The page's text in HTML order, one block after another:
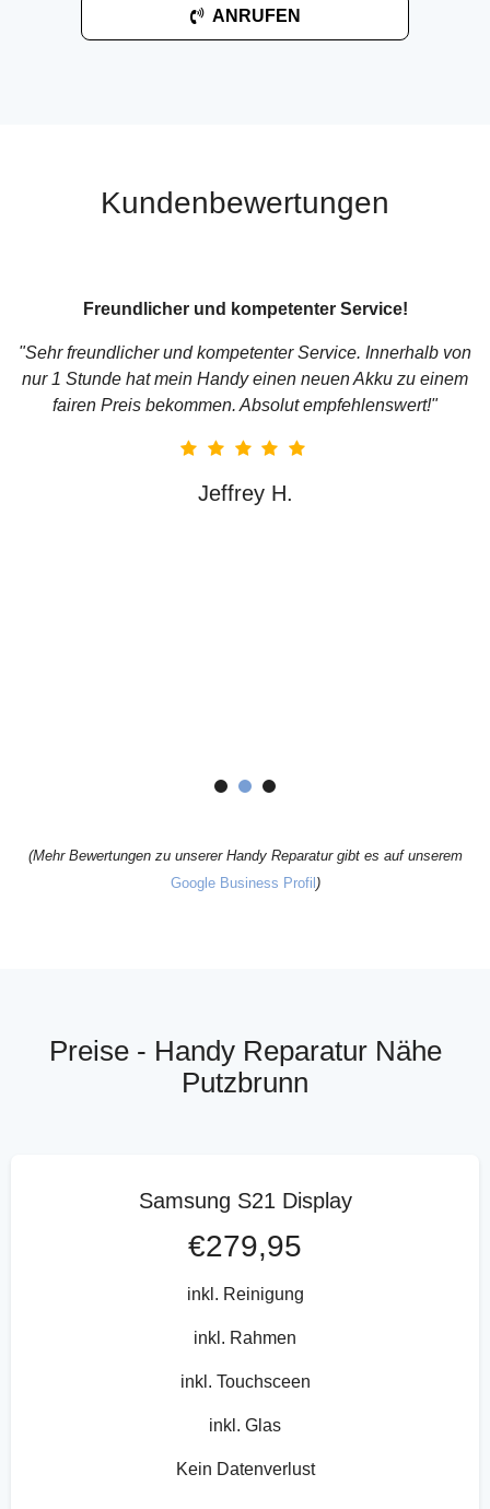
ANRUFEN
Kundenbewertungen
Freundlicher und kompetenter Service!
"Sehr freundlicher und kompetenter Service. Innerhalb von
nur 1 Stunde hat mein Handy einen neuen Akku zu einem
fairen Preis bekommen. Absolut empfehlenswert!"
Jeffrey H.
(Mehr Bewertungen zu unserer Handy Reparatur gibt es auf unserem
Google Business Profil )
Preise - Handy Reparatur Nähe
Putzbrunn
Samsung S21 Display
€279,95
inkl. Reinigung
inkl. Rahmen
inkl. Touchsceen
inkl. Glas
Kein Datenverlust